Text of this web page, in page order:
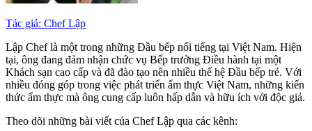
Tác giả: Chef Lập
Lập Chef là một trong những Đầu bếp nổi tiếng tại Việt Nam. Hiện
tại, ông đang đảm nhận chức vụ Bếp trưởng Điều hành tại một
Khách sạn cao cấp và đã đào tạo nên nhiều thế hệ Đầu bếp trẻ. Với
nhiều đóng góp trong việc phát triển ẩm thực Việt Nam, những kiến
thức ẩm thực mà ông cung cấp luôn hấp dẫn và hữu ích với độc giả.
Theo dõi những bài viết của Chef Lập qua các kênh: